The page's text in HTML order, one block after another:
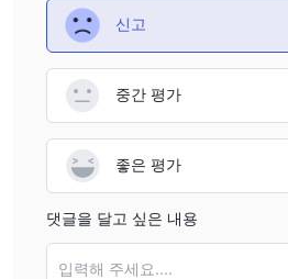
including locations such as
Singapore. In my own trading
brokers with international reach
positioned to provide diverse
robust client services, which
higher degree of confidence. Lastly, I find value in the
securities trading, asset
research—all under one
신고
중간 평가
좋은 평가
댓글을 달고 싶은 내용
입력해 주세요....